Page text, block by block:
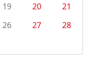
19 20
21
26 27
28